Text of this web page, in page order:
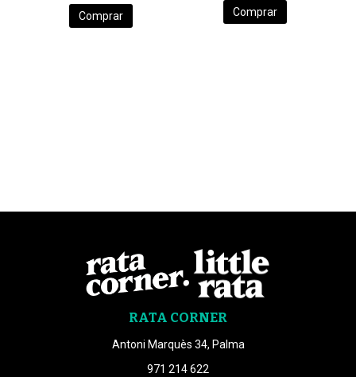
Comprar Comprar
RATA CORNER
Antoni Marquès 34, Palma
971 214 622